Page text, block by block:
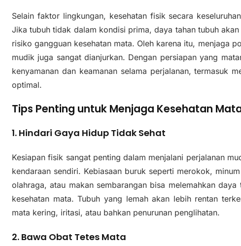
Selain faktor lingkungan, kesehatan fisik secara
Jika tubuh tidak dalam kondisi prima, daya tahan tubuh
risiko gangguan kesehatan mata. Oleh karena itu, menjaga
mudik juga sangat dianjurkan. Dengan persiapan yang
kenyamanan dan keamanan selama perjalanan, termasuk
optimal.
Tips Penting untuk Menjaga Kesehatan
1. Hindari Gaya Hidup Tidak Sehat
Kesiapan fisik sangat penting dalam menjalani perjalanan
kendaraan sendiri. Kebiasaan buruk seperti merokok,
olahraga, atau makan sembarangan bisa melemahkan
kesehatan mata. Tubuh yang lemah akan lebih rentan
mata kering, iritasi, atau bahkan penurunan penglihatan.
2. Bawa Obat Tetes Mata